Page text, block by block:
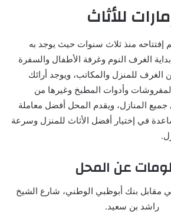
للأثاث
منذ ثلاث سنوات حيث يوجد به
الغرف النوم وغرفة الأطفال والسفرة
الغرف للمنزل والمكاتب، ويوجد أرائك
وأدوات المطبخ وغيرها من
جميع المنازل، ويقدم المحل أفضل معاملة
في إختيار أفضل الأثاث للمنزل وسرعة
عن المحل
مقابل بنك أبوظبي الوطني، شارع الشيخ
راشد بن سعيد.